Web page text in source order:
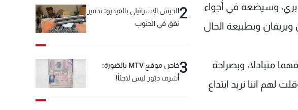
بري، وسيضعه في أجواء
وبطبيعة الحال
متبادلا، وبصراحة
لهم اننا نريد ابتداع
2الجيش الإسرائيلي بالفيديو: تدمير
نفق في الجنوب
3
خاص موقع MTV بالصّورة:
أشرف دبّور ليس لاجئاً!